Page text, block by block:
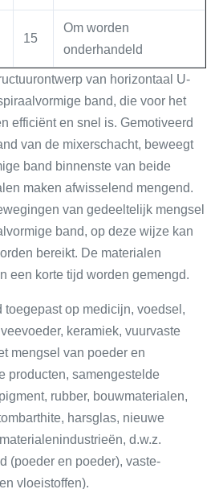
15
Om worden
onderhandeld
van horizontaal U-
band, die voor het
efficiënt en snel is. Gemotiveerd
van de mixerschacht, beweegt
band binnenste van beide
maken afwisselend mengend.
van gedeeltelijk mengsel
band, op deze wijze kan
bereikt. De materialen
een korte tijd worden gemengd.
toegepast op medicijn, voedsel,
keramiek, vuurvaste
mengsel van poeder en
producten, samengestelde
rubber, bouwmaterialen,
harsglas, nieuwe
d.w.z.
(poeder en poeder), vaste-
vloeistoffen).